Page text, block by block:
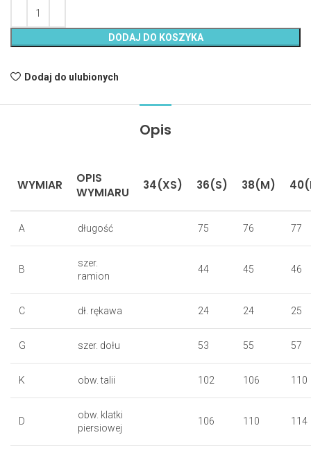
DODAJ DO KOSZYKA
Dodaj do ulubionych
Opis
WYMIAR
OPIS
WYMIARU
34(XS) 36(S) 38(M)
A długość 75 76 77
B
szer.
ramion
44 45 46
C dł. rękawa 24 24 25
G szer. dołu 53 55 57
K obw. talii 102 106 110
D
obw. klatki
piersiowej
106 110 114